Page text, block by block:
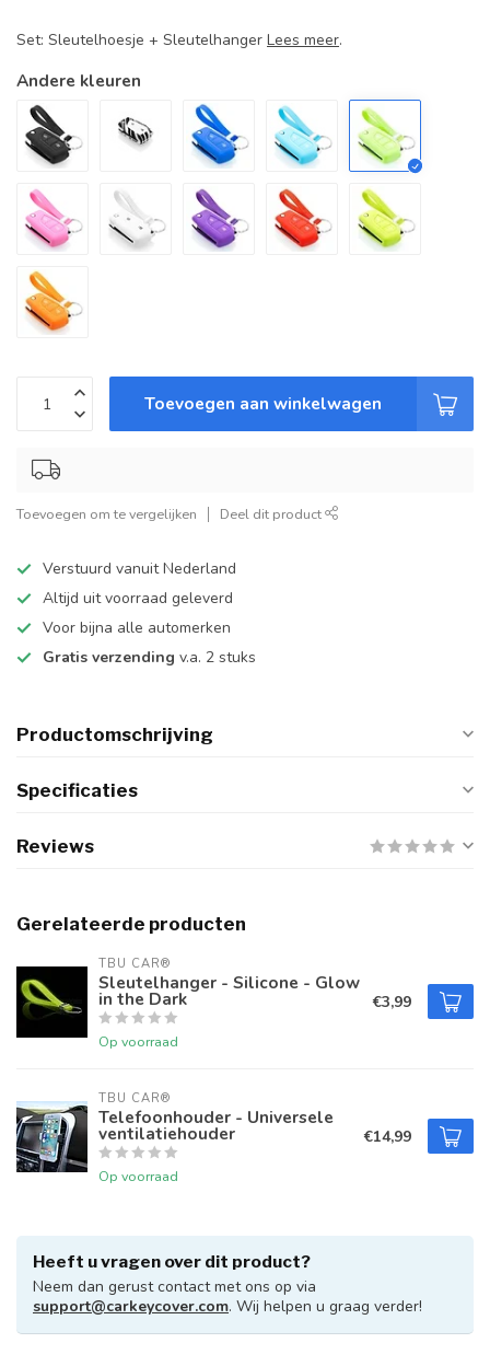
Set: Sleutelhoesje + Sleutelhanger Lees meer.
Andere kleuren
Toevoegen aan winkelwagen
Toevoegen om te vergelijken Deel dit product
Verstuurd vanuit Nederland
Altijd uit voorraad geleverd
Voor bijna alle automerken
Gratis verzending v.a. 2 stuks
Productomschrijving
Specificaties
Reviews
Gerelateerde producten
TBU CAR®
Sleutelhanger - Silicone - Glow
in the Dark
Op voorraad
€3,99
TBU CAR®
Telefoonhouder - Universele
ventilatiehouder
Op voorraad
€14,99
Heeft u vragen over dit product?
Neem dan gerust contact met ons op via
support@carkeycover.com. Wij helpen u graag verder!